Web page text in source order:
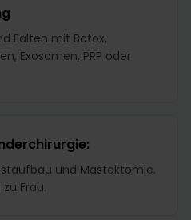
Falten mit Botox,
Exosomen, PRP oder
und Mastektomie.
Frau.